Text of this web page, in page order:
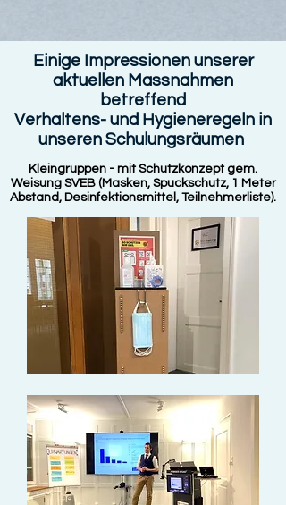
Einige Impressionen unserer
aktuellen Massnahmen
betreffend
Verhaltens- und Hygieneregeln in
unseren Schulungsräumen
Kleingruppen - mit Schutzkonzept gem.
Weisung SVEB (Masken, Spuckschutz, 1 Meter
Abstand, Desinfektionsmittel, Teilnehmerliste).